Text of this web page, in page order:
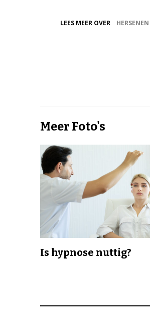
LEES MEER OVER HERSENEN
Meer Foto's
Is hypnose nuttig?